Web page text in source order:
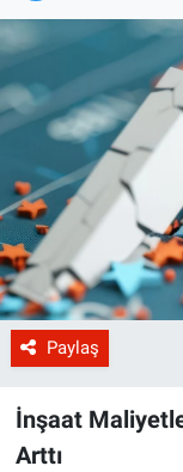
Paylaş
İnşaat
Arttı